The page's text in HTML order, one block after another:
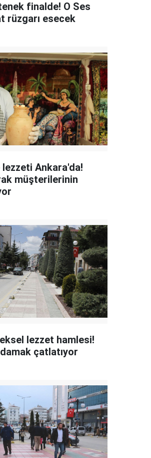
finalde! O Ses
rüzgarı esecek
lezzeti Ankara'da!
müşterilerinin
lezzet hamlesi!
çatlatıyor